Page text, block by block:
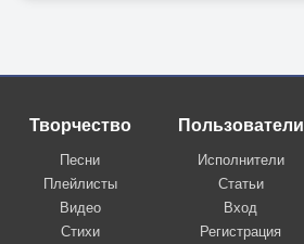
Творчество
Песни
Плейлисты
Видео
Стихи
Пользователи
Исполнители
Статьи
Вход
Регистрация